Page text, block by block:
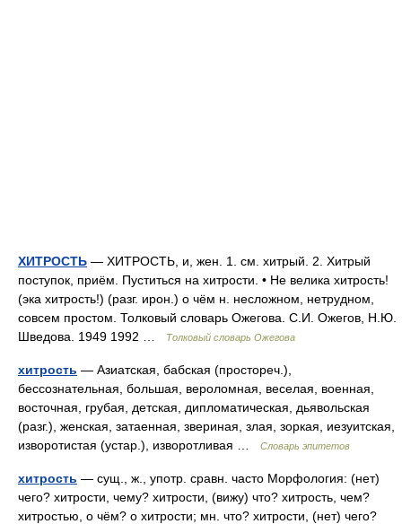
ХИТРОСТЬ — ХИТРОСТЬ, и, жен. 1. см. хитрый. 2. Хитрый
поступок, приём. Пуститься на хитрости. • Не велика хитрость!
(эка хитрость!) (разг. ирон.) о чём н. несложном, нетрудном,
совсем простом. Толковый словарь Ожегова. С.И. Ожегов, Н.Ю.
Шведова. 1949 1992 …
Толковый словарь Ожегова
хитрость — Азиатская, бабская (простореч.),
бессознательная, большая, вероломная, веселая, военная,
восточная, грубая, детская, дипломатическая, дьявольская
(разг.), женская, затаенная, звериная, злая, зоркая, иезуитская,
изворотистая (устар.), изворотливая …
Словарь эпитетов
хитрость — сущ., ж., употр. сравн. часто Морфология: (нет)
чего? хитрости, чему? хитрости, (вижу) что? хитрость, чем?
хитростью, о чём? о хитрости; мн. что? хитрости, (нет) чего?